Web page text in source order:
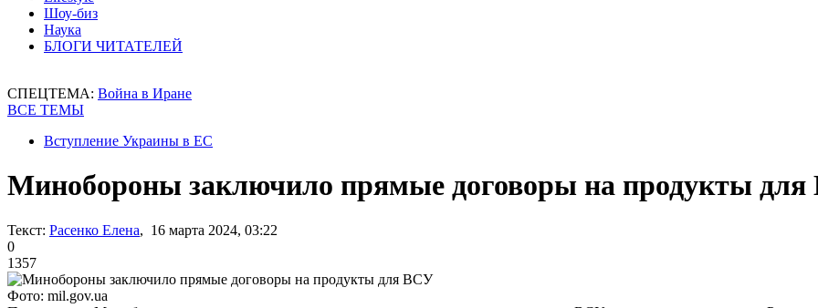
Шоу-биз
Наука
БЛОГИ ЧИТАТЕЛЕЙ
СПЕЦТЕМА: Война в Иране
ВСЕ ТЕМЫ
Вступление Украины в ЕС
Минобороны заключило прямые договоры на продукты
Текст: Расенко Елена, 16 марта 2024, 03:22
0
1357
Фото: mil.gov.ua